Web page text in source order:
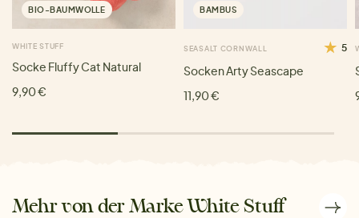
BIO-BAUMWOLLE
WHITE STUFF
Socke Fluffy Cat Natural
9,90 €
BAMBUS
SEASALT CORNWALL 5
Socken Arty Seascape
11,90 €
Mehr von der Marke White Stuff